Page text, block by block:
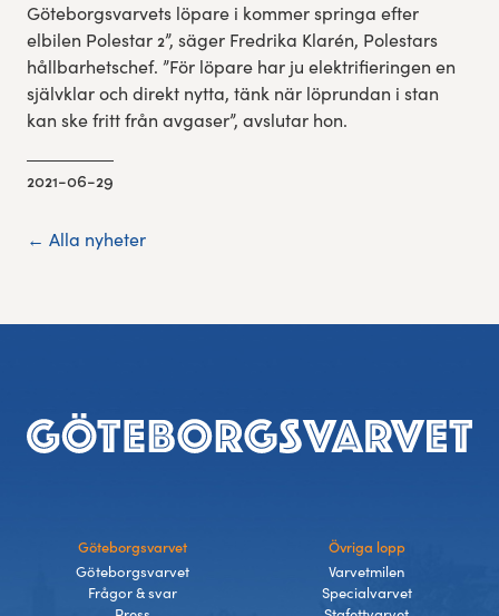
Göteborgsvarvets löpare i kommer springa efter
elbilen Polestar 2”, säger Fredrika Klarén, Polestars
hållbarhetschef. ”För löpare har ju elektrifieringen en
självklar och direkt nytta, tänk när löprundan i stan
kan ske fritt från avgaser”, avslutar hon.
2021-06-29
← Alla nyheter
Sidfot
Göteborgsvarvet
Göteborgsvarvet
Frågor & svar
Övriga lopp
Varvetmilen
Specialvarvet